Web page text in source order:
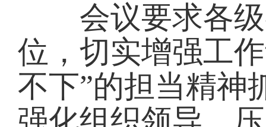
会议要求各级
位，切实增强工
不下”的担当精神